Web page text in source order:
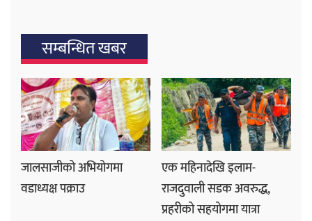
सम्बन्धित खबर
जालसाजीको अभियोगमा
वडाध्यक्ष पक्राउ
एक महिनादेखि इलाम-
राजदुवाली सडक अवरुद्ध,
प्रहरीको सहयोगमा यात्रा